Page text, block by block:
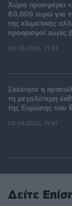
Χώρα προσφέρει
80.000 ευρώ για
της κλιματικής
προορισμοί χωρίς
08.08.2026, 21:23
Ξεκίνησε η
τη μεγαλύτερη
της Ευρώπης που
08.08.2026, 19:47
Δείτε